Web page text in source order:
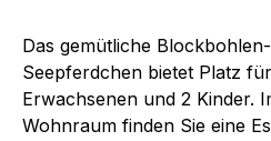
Das gemütliche
Seepferdchen bietet Platz
Erwachsenen und 2 Kinder.
Wohnraum finden Sie eine